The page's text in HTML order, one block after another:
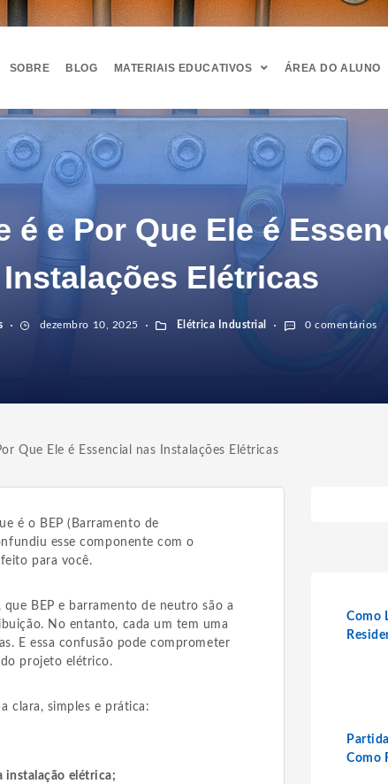
SOBRE BLOG MATERIAIS EDUCATIVOS ÁREA DO ALUNO
é e Por Que Ele é
Elétricas
dezembro 10, 2025 Elétrica Industrial 0 comentários
Que Ele é Essencial nas Instalações Elétricas
é o BEP (Barramento de
esse componente com o
para você.
BEP e barramento de neutro são a
No entanto, cada um tem uma
E essa confusão pode comprometer
projeto elétrico.
clara, simples e prática:
instalação elétrica;
Como
Como